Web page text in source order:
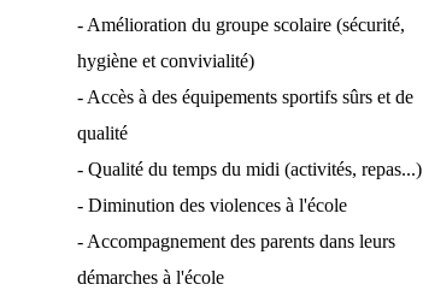
- Amélioration du groupe scolaire (sécurité,
hygiène et convivialité)
- Accès à des équipements sportifs sûrs et de
qualité
- Qualité du temps du midi (activités, repas...)
- Diminution des violences à l'école
- Accompagnement des parents dans leurs
démarches à l'école